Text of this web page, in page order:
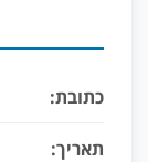
כתובת:
תאריך: